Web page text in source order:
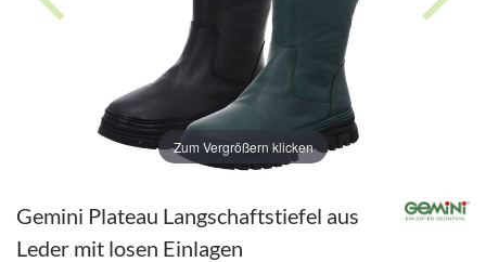
Zum Vergrößern klicken
Gemini Plateau Langschaftstiefel aus
Leder mit losen Einlagen